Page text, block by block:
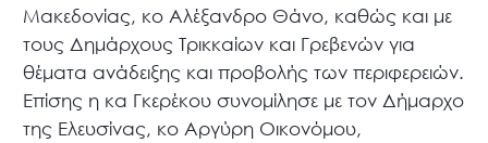
Μακεδονίας, κο Αλέξανδρο Θάνο, καθώς και με
τους Δημάρχους Τρικκαίων και Γρεβενών για
θέματα ανάδειξης και προβολής των περιφερειών.
Επίσης η κα Γκερέκου συνομίλησε με τον Δήμαρχο
της Ελευσίνας, κο Αργύρη Οικονόμου,